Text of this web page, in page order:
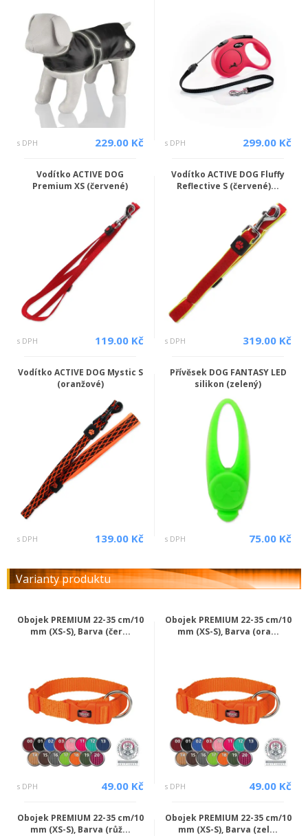
s DPH 229.00 Kč s DPH 299.00 Kč
Vodítko ACTIVE DOG
Premium XS (červené)
s DPH 119.00 Kč
Vodítko ACTIVE DOG Fluffy
Reflective S (červené)...
s DPH 319.00 Kč
Vodítko ACTIVE DOG Mystic S
(oranžové)
s DPH 139.00 Kč
Přívěsek DOG FANTASY LED
silikon (zelený)
s DPH 75.00 Kč
Varianty produktu
Obojek PREMIUM 22-35 cm/10
mm (XS-S), Barva (čer...
s DPH 49.00 Kč
Obojek PREMIUM 22-35 cm/10
mm (XS-S), Barva (ora...
s DPH 49.00 Kč
Obojek PREMIUM 22-35 cm/10
mm (XS-S), Barva (růž...
Obojek PREMIUM 22-35 cm/10
mm (XS-S), Barva (zel...